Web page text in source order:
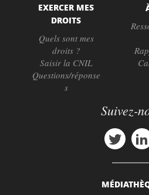
EXERCER MES
DROITS
Quels sont mes
droits ?
Saisir la CNIL
Questions/réponse
s
Suivez-